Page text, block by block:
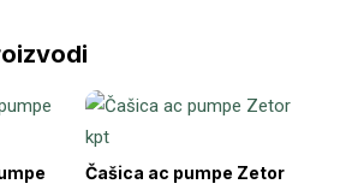
Čašica ac pumpe Zetor